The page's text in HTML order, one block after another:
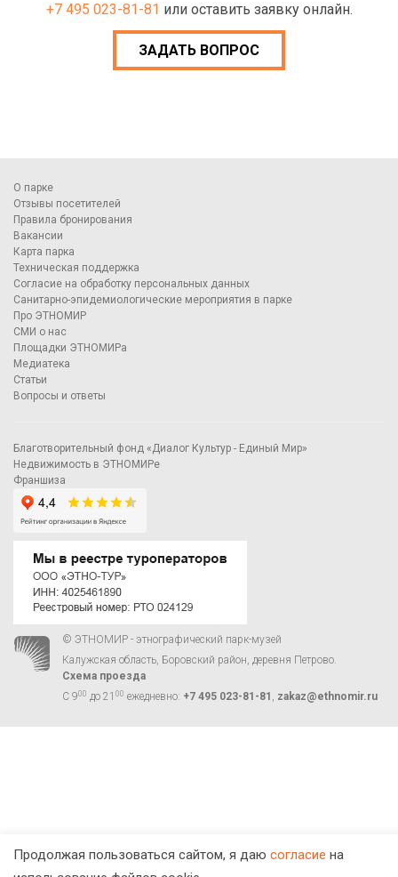
+7 495 023-81-81 или оставить заявку онлайн.
ЗАДАТЬ ВОПРОС
О парке
Отзывы посетителей
Правила бронирования
Вакансии
Карта парка
Техническая поддержка
Согласие на обработку персональных данных
Санитарно-эпидемиологические мероприятия в парке
Про ЭТНОМИР
СМИ о нас
Площадки ЭТНОМИРа
Медиатека
Статьи
Вопросы и ответы
Благотворительный фонд «Диалог Культур - Единый Мир»
Недвижимость в ЭТНОМИРе
Франшиза
© ЭТНОМИР - этнографический парк-музей
Калужская область, Боровский район, деревня Петрово.
Схема проезда
С 900 до 21 00 ежедневно: +7 495 023-81-81 , zakaz@ethnomir.ru
Продолжая пользоваться сайтом, я даю согласие на